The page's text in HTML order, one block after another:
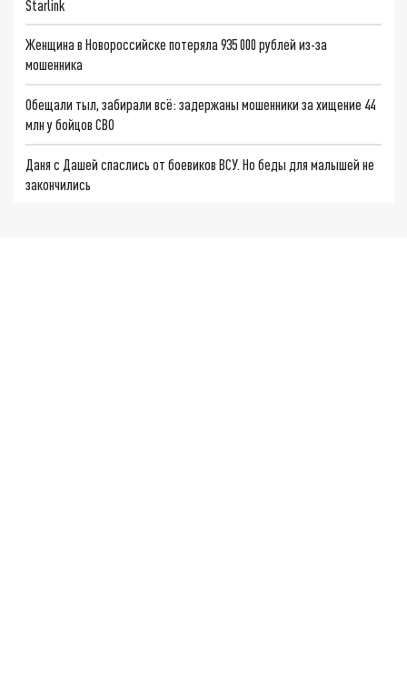
Starlink
Женщина в Новороссийске потеряла 935 000 рублей из-за
мошенника
Обещали тыл, забирали всё: задержаны мошенники за хищение 44
млн у бойцов СВО
Даня с Дашей спаслись от боевиков ВСУ. Но беды для малышей не
закончились